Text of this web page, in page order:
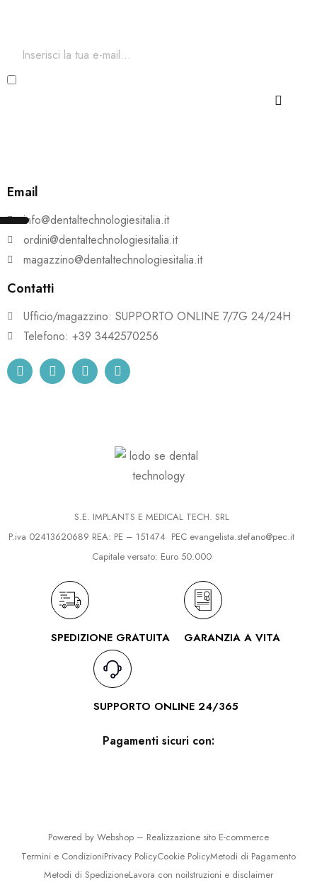
Email
info@dentaltechnologiesitalia.it
ordini@dentaltechnologiesitalia.it
magazzino@dentaltechnologiesitalia.it
Contatti
Ufficio/magazzino: SUPPORTO ONLINE 7/7G 24/24H
Telefono: +39 3442570256
S.E. IMPLANTS E MEDICAL TECH. SRL
P.iva 02413620689 REA: PE – 151474 PEC evangelista.stefano@pec.it
Capitale versato: Euro 50.000
SPEDIZIONE GRATUITA GARANZIA A VITA
SUPPORTO ONLINE 24/365
Pagamenti sicuri con:
Powered by Webshop – Realizzazione sito E-commerce
Termini e CondizioniPrivacy PolicyCookie PolicyMetodi di Pagamento
Metodi di SpedizioneLavora con noiIstruzioni e disclaimer